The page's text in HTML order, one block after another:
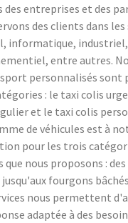
des entreprises et des
des clients dans
informatique,
entre autres.
personnalisés sont
: le taxi colis
et le taxi colis
de véhicules est à
pour les trois
que nous proposons :
fourgons
nous permettent
adaptée à des